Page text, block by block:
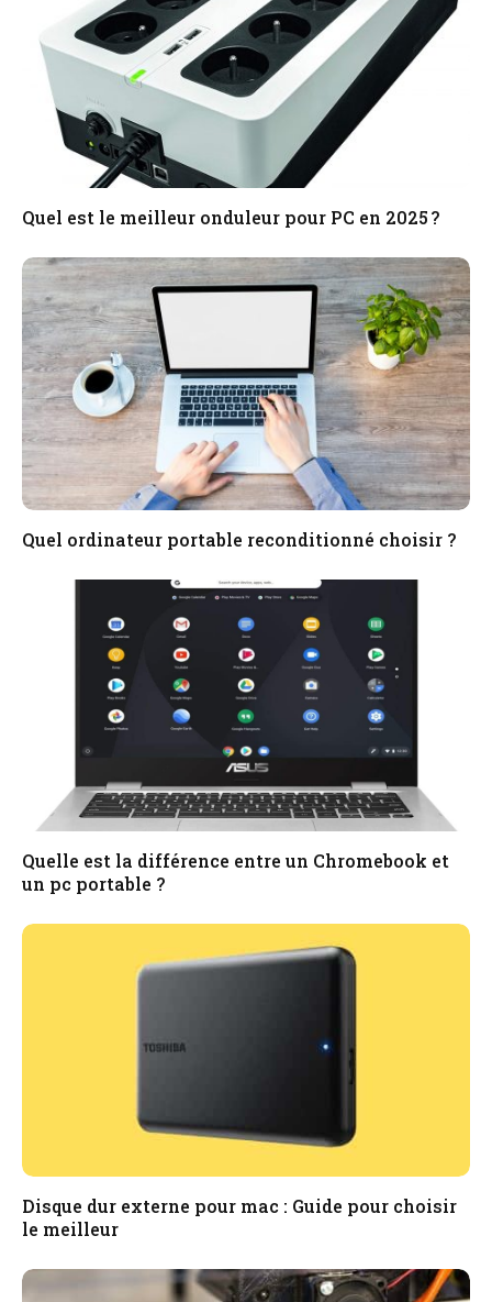
Quel est le meilleur onduleur pour PC en 2025 ?
Quel ordinateur portable reconditionné choisir ?
Quelle est la différence entre un Chromebook et
un pc portable ?
Disque dur externe pour mac : Guide pour choisir
le meilleur